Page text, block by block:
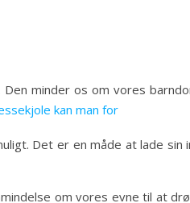
minder os om vores
kan man for
Det er en måde at lade
om vores evne til at